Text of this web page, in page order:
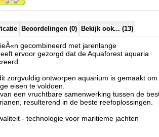
om de meest veeleisende koralen
te bieden
kast
om het filtratieproces te
- in het geval van een black-out voorkomt de
in de opvangbak stroomt
COMFORT
op carter als op display
met geluidsdempende kap op de overloop
om stromingsgeluiden te verminderen
en geluidsonderdrukking door
glas, gewaardeerd door aquarianen over de hele
Beoordelingen (0) Bekijk ook... (13)
gecombineerd met jarenlange
ervoor gezorgd dat de Aquaforest aquaria
zorgvuldig ontworpen aquarium is gemaakt om
eisen te voldoen.
een vruchtbare samenwerking tussen de
resulterend in de beste reefoplossingen.
- technologie voor maritieme jachten